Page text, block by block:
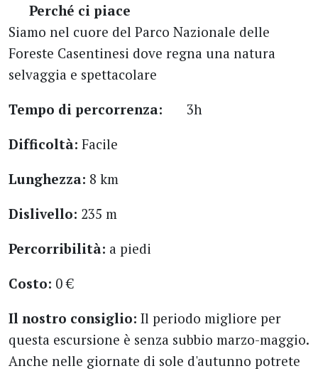
Perché ci piace
Siamo nel cuore del Parco Nazionale delle
Foreste Casentinesi dove regna una natura
selvaggia e spettacolare
Tempo di percorrenza:
3h
Difficoltà: Facile
Lunghezza: 8 km
Dislivello: 235 m
Percorribilità: a piedi
Costo: 0 €
Il nostro consiglio: Il periodo migliore per
questa escursione è senza subbio marzo-maggio.
Anche nelle giornate di sole d'autunno potrete